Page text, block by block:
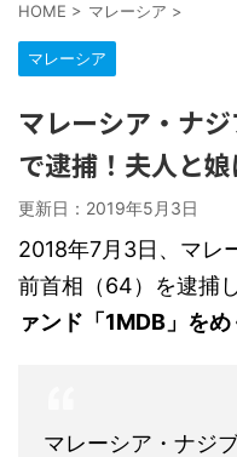
HOME > マレーシア >
マレーシア
マレーシア・ナ
で逮捕！夫人と
更新日： 2019年5月3日
2018年7月3日、マレ
前首相（64）を逮捕
ァンド「1MDB」を
マレーシア・ナジ